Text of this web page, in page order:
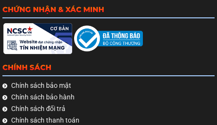
CHỨNG NHẬN & XÁC MINH
CHÍNH SÁCH
Chính sách bảo mật
Chính sách bảo hành
Chính sách đổi trả
Chính sách thanh toán